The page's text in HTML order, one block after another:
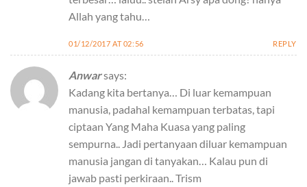
Allah yang tahu…
01/12/2017 AT 02:56 REPLY
Anwarsays:
Kadang kita bertanya… Di luar kemampuan
manusia, padahal kemampuan terbatas, tapi
ciptaan Yang Maha Kuasa yang paling
sempurna.. Jadi pertanyaan diluar kemampuan
manusia jangan di tanyakan… Kalau pun di
jawab pasti perkiraan.. Trism